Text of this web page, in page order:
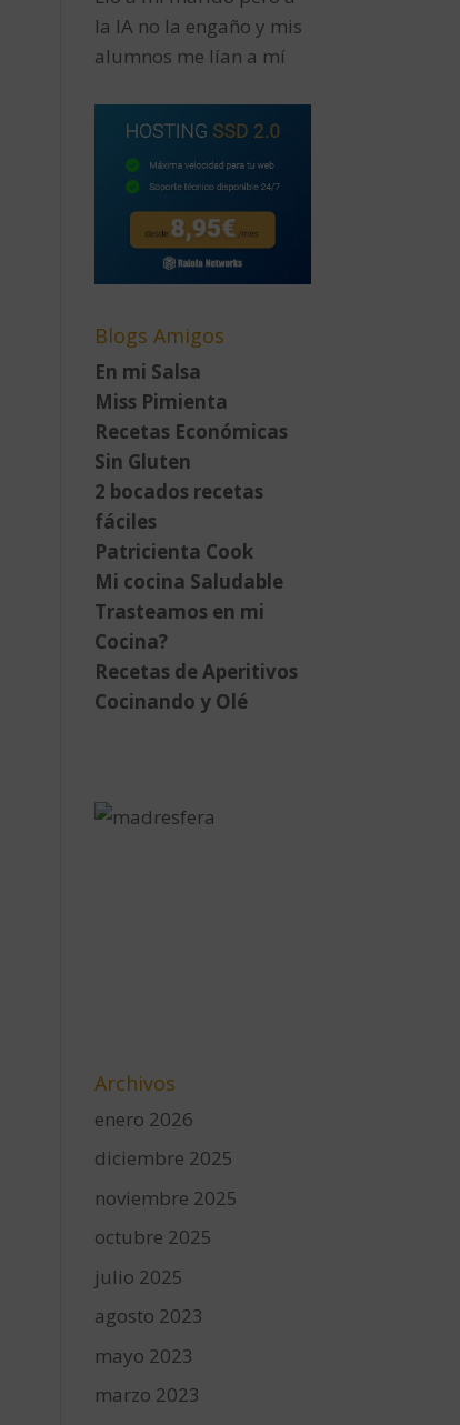
la IA no la engaño y mis
alumnos me lían a mí
Blogs Amigos
En mi Salsa
Miss Pimienta
Recetas Económicas
Sin Gluten
2 bocados recetas
fáciles
Patricienta Cook
Mi cocina Saludable
Trasteamos en mi
Cocina?
Recetas de Aperitivos
Cocinando y Olé
Archivos
enero 2026
diciembre 2025
noviembre 2025
octubre 2025
julio 2025
agosto 2023
mayo 2023
marzo 2023